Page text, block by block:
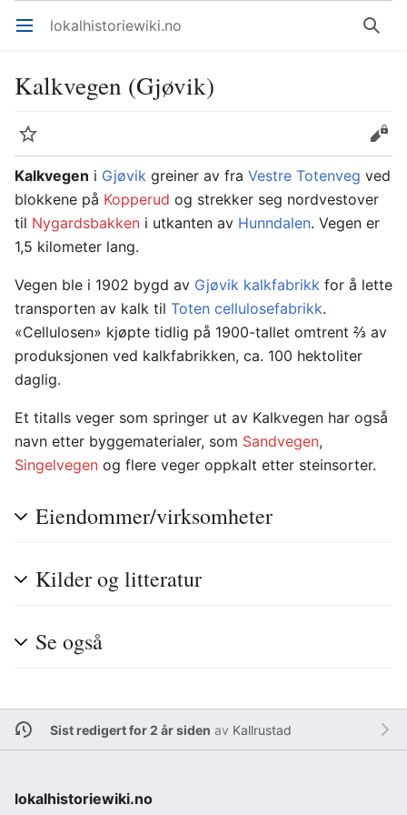
Åpne hovedmenyen lokalhistoriewiki.no Søk
Kalkvegen (Gjøvik)
Overvåk
Rediger
Kalkvegen i Gjøvik greiner av fra Vestre Totenveg ved
blokkene på Kopperud og strekker seg nordvestover
til Nygardsbakken i utkanten av Hunndalen. Vegen er
1,5 kilometer lang.
Vegen ble i 1902 bygd av Gjøvik kalkfabrikk for å lette
transporten av kalk til Toten cellulosefabrikk.
«Cellulosen» kjøpte tidlig på 1900-tallet omtrent ⅔ av
produksjonen ved kalkfabrikken, ca. 100 hektoliter
daglig.
Et titalls veger som springer ut av Kalkvegen har også
navn etter byggematerialer, som Sandvegen,
Singelvegen og flere veger oppkalt etter steinsorter.
Eiendommer/virksomheter
Kilder og litteratur
Se også
Sist redigert for 2 år siden av Kallrustad
lokalhistoriewiki.no